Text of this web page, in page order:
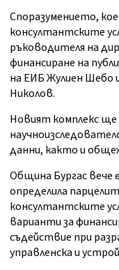
Споразумението,
консултантските
ръководителя на
финансиране на
на ЕИБ Жулиен Шебо
Николов.
Новият комплекс
данни, както и
Община Бургас вече
определила
консултантските
варианти за
съдействие при
управленска и